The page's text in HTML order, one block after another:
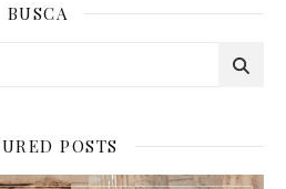
BUSCA
POSTS